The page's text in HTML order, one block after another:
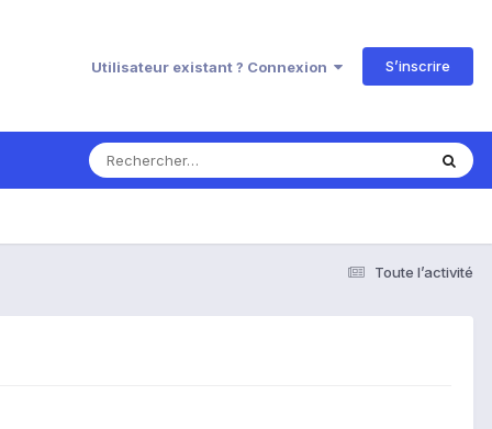
Utilisateur existant ? Connexion S’inscrire
Toute l’activité